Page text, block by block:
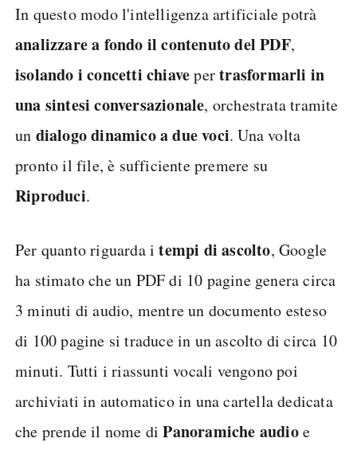
In questo modo l'intelligenza artificiale potrà
analizzare a fondo il contenuto del PDF,
isolando i concetti chiavepertrasformarli in
una sintesi conversazionale, orchestrata tramite
un dialogo dinamico a due voci. Una volta
pronto il file, è sufficiente premere su
Riproduci.
Per quanto riguarda itempi di ascolto, Google
ha stimato che un PDF di 10 pagine genera circa
3 minuti di audio, mentre un documento esteso
di 100 pagine si traduce in un ascolto di circa 10
minuti. Tutti i riassunti vocali vengono poi
archiviati in automatico in una cartella dedicata
che prende il nome diPanoramiche audioe